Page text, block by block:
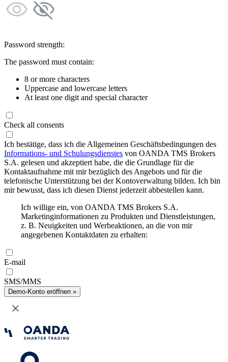
Password strength:
The password must contain:
8 or more characters
Uppercase and lowercase letters
At least one digit and special character
Check all consents
Ich bestätige, dass ich die Allgemeinen Geschäftsbedingungen des
Informations- und Schulungsdienstes von OANDA TMS Brokers
S.A. gelesen und akzeptiert habe, die die Grundlage für die
Kontaktaufnahme mit mir bezüglich des Angebots und für die
telefonische Unterstützung bei der Kontoverwaltung bilden. Ich bin
mir bewusst, dass ich diesen Dienst jederzeit abbestellen kann.
Ich willige ein, von OANDA TMS Brokers S.A.
Marketinginformationen zu Produkten und Dienstleistungen,
z. B. Neuigkeiten und Werbeaktionen, an die von mir
angegebenen Kontaktdaten zu erhalten:
E-mail
SMS/MMS
Demo-Konto eröffnen »